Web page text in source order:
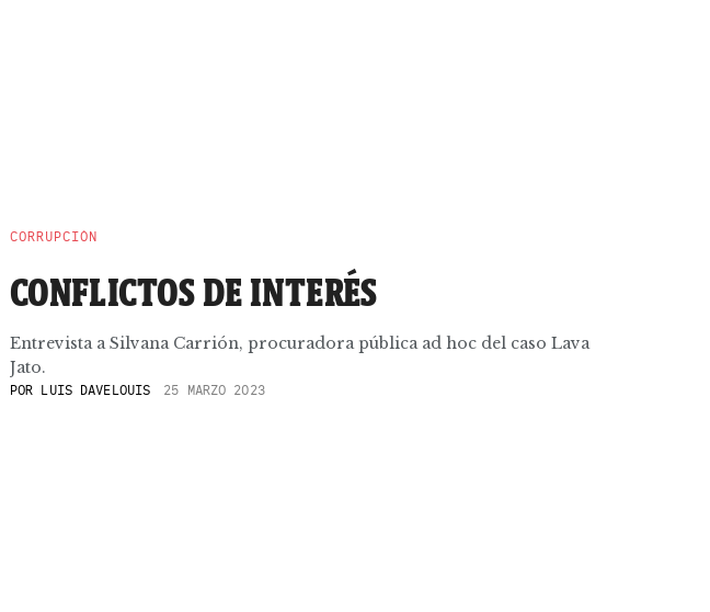
CORRUPCIÓN
CONFLICTOS DE INTERÉS
Entrevista a Silvana Carrión, procuradora pública ad hoc del caso Lava
Jato.
POR LUIS DAVELOUIS 25 MARZO 2023